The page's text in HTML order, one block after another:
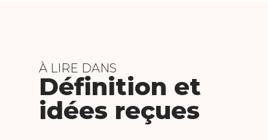
À LIRE DANS
Définition et
idées reçues